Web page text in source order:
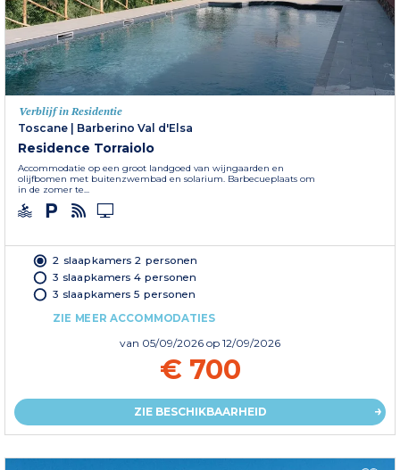
Verblijf in Residentie
Toscane
Barberino Val d'Elsa
Residence Torraiolo
Accommodatie op een groot landgoed van wijngaarden en
olijfbomen met buitenzwembad en solarium. Barbecueplaats om
in de zomer te...
2 slaapkamers 2 personen
3 slaapkamers 4 personen
3 slaapkamers 5 personen
ZIE MEER ACCOMMODATIES
van 05/09/2026 op 12/09/2026
€ 700
ZIE BESCHIKBAARHEID